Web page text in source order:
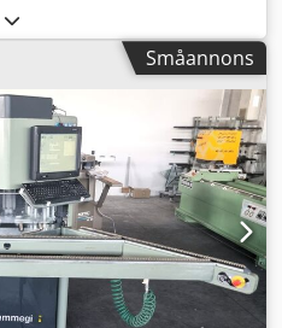
finns tillgängligt.
dag. Beslag: Schüco
maximalt luftflöde: 20
Besiktning på plats är möjlig.
Småannons